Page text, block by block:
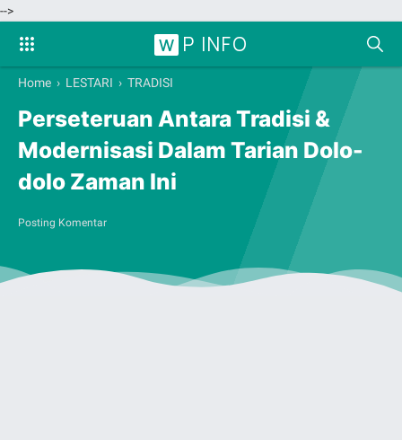
-->
W P INFO
Home › LESTARI › TRADISI
Perseteruan Antara Tradisi &
Modernisasi Dalam Tarian Dolo-
dolo Zaman Ini
Posting Komentar